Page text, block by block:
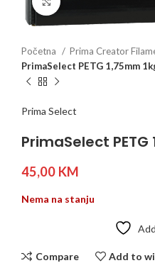
Početna Prima Creator
PrimaSelect PETG 1,75mm
Prima Select
PrimaSelect
45,00 KM
Nema na stanju
Compare Add to